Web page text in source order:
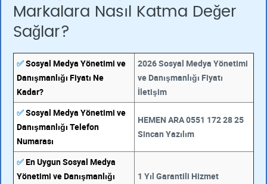
Markalara Nasıl Katma Değer
Sağlar?
✅Sosyal Medya Yönetimi ve
Danışmanlığı Fiyatı Ne
Kadar?
2026 Sosyal Medya Yönetimi
ve Danışmanlığı Fiyatı
İletişim
✅Sosyal Medya Yönetimi ve
Danışmanlığı Telefon
Numarası
HEMEN ARA 0551 172 28 25
Sincan Yazılım
✅En Uygun Sosyal Medya
Yönetimi ve Danışmanlığı
1 Yıl Garantili Hizmet